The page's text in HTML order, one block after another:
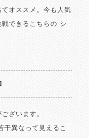
オススメ。今も人気
できるこちらの シ
ざいます。
干異なって見えるこ